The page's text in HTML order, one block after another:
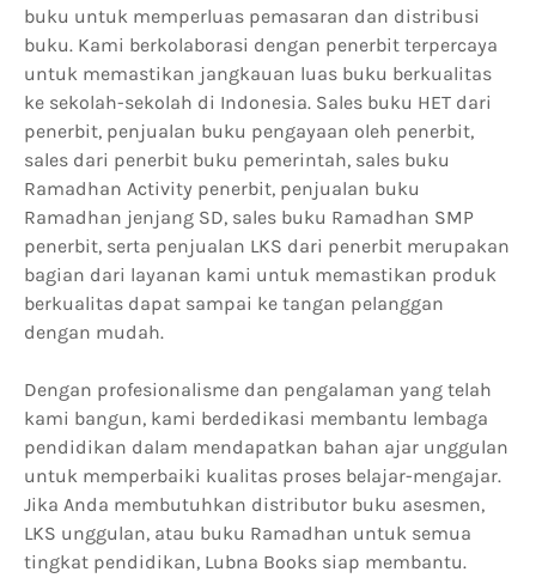
buku untuk memperluas pemasaran dan distribusi
buku. Kami berkolaborasi dengan penerbit terpercaya
untuk memastikan jangkauan luas buku berkualitas
ke sekolah-sekolah di Indonesia. Sales buku HET dari
penerbit, penjualan buku pengayaan oleh penerbit,
sales dari penerbit buku pemerintah, sales buku
Ramadhan Activity penerbit, penjualan buku
Ramadhan jenjang SD, sales buku Ramadhan SMP
penerbit, serta penjualan LKS dari penerbit merupakan
bagian dari layanan kami untuk memastikan produk
berkualitas dapat sampai ke tangan pelanggan
dengan mudah.
Dengan profesionalisme dan pengalaman yang telah
kami bangun, kami berdedikasi membantu lembaga
pendidikan dalam mendapatkan bahan ajar unggulan
untuk memperbaiki kualitas proses belajar-mengajar.
Jika Anda membutuhkan distributor buku asesmen,
LKS unggulan, atau buku Ramadhan untuk semua
tingkat pendidikan, Lubna Books siap membantu.